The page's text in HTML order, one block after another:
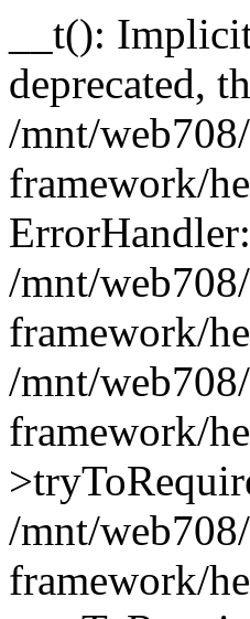
__t():
deprecated,
/mnt/
framework/
/mnt/
framework/
/mnt/
framework/
/mnt/
framework/